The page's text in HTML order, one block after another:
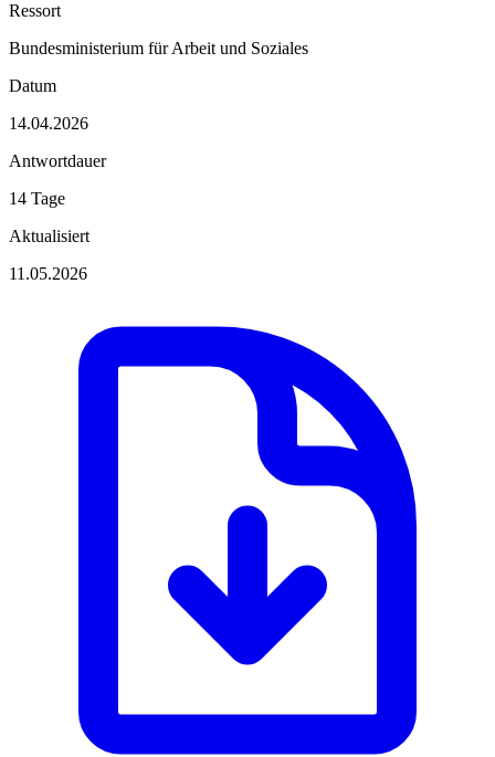
Ressort
Bundesministerium für Arbeit und Soziales
Datum
14.04.2026
Antwortdauer
14 Tage
Aktualisiert
11.05.2026